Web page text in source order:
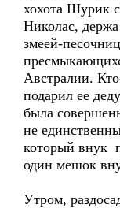
хохота Шурик
Николас, держа
змеей-
Австралии.
подарил ее
была
не
который внук
один мешок
Утром,